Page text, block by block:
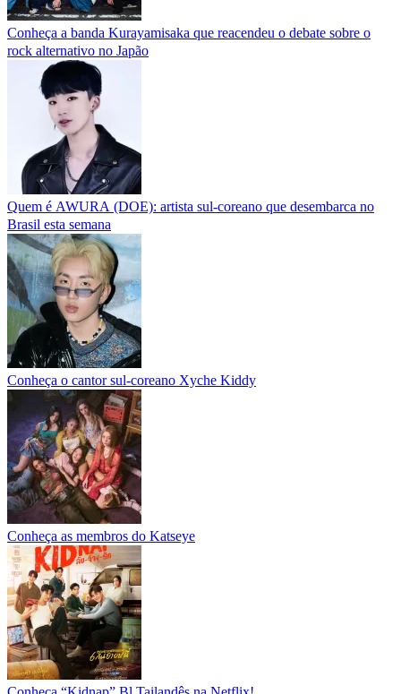
Conheça a banda Kurayamisaka que reacendeu o debate sobre o
rock alternativo no Japão
Quem é AWURA (DOE): artista sul-coreano que desembarca no
Brasil esta semana
Conheça o cantor sul-coreano Xyche Kiddy
Conheça as membros do Katseye